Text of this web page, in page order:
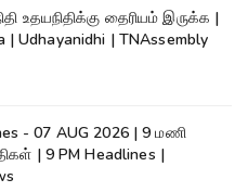
உதயநிதிக்கு தைரியம் இருக்க |
| Udhayanidhi | TNAssembly
- 07 AUG 2026 | 9 மணி
| 9 PM Headlines |